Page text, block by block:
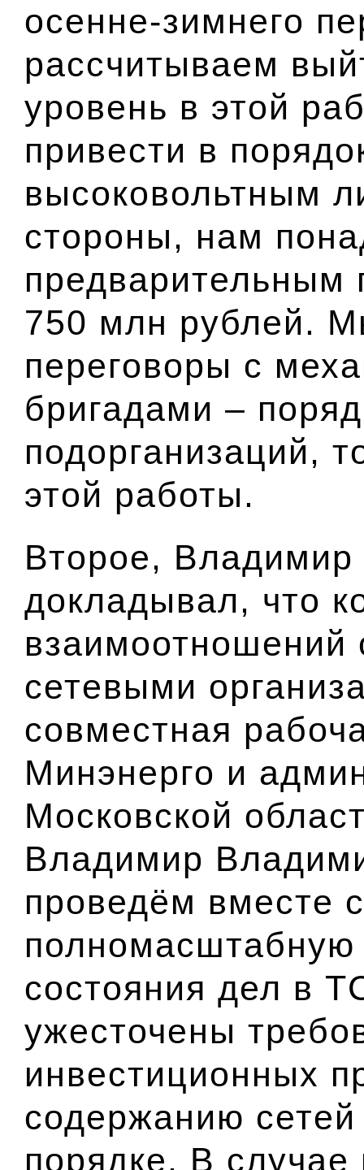
осенне-зимнего
рассчитываем
уровень в этой
привести в
высоковольтным
стороны, нам
предварительным
750 млн рублей.
переговоры с
бригадами –
подорганизаций,
этой работы.
Второе,
докладывал, что
взаимоотношений
сетевыми
совместная
Минэнерго и
Московской
Владимир
проведём вместе
состояния дел в
ужесточены
инвестиционных
содержанию
порядке. В